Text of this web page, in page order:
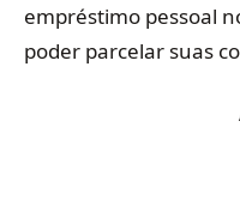
empréstimo pessoal
poder parcelar suas